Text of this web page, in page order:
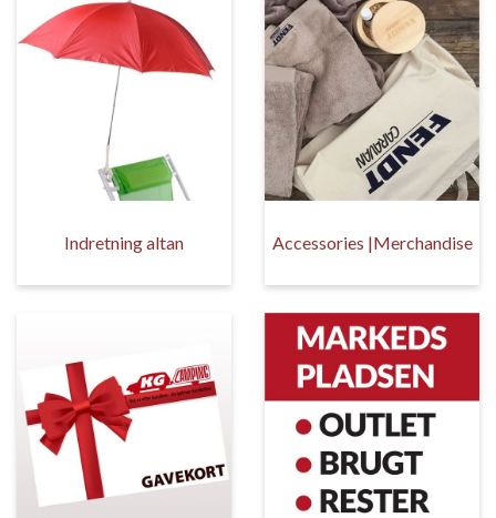
Indretning altan Accessories |Merchandise